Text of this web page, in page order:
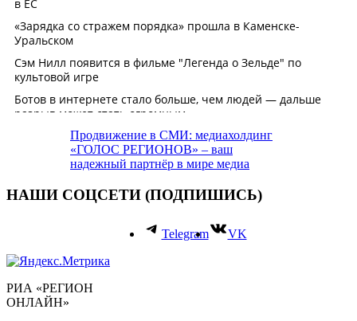
Продвижение в СМИ: медиахолдинг
«ГОЛОС РЕГИОНОВ» – ваш
надежный партнёр в мире медиа
НАШИ СОЦСЕТИ (ПОДПИШИСЬ)
Telegram VK
РИА «РЕГИОН
ОНЛАЙН»